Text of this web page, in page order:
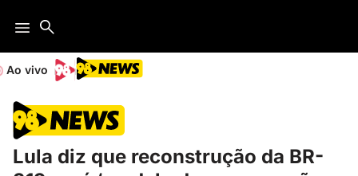
Ao vivo
Lula diz que reconstrução da BR-